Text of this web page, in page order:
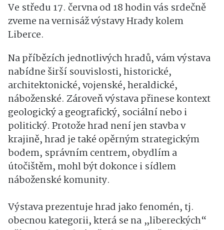
Ve středu 17. června od 18 hodin vás srdečně
zveme na vernisáž výstavy Hrady kolem
Liberce.
Na příbězích jednotlivých hradů, vám výstava
nabídne širší souvislosti, historické,
architektonické, vojenské, heraldické,
náboženské. Zároveň výstava přinese kontext
geologický a geografický, sociální nebo i
politický. Protože hrad není jen stavba v
krajině, hrad je také opěrným strategickým
bodem, správním centrem, obydlím a
útočištěm, mohl být dokonce i sídlem
náboženské komunity.
Výstava prezentuje hrad jako fenomén, tj.
obecnou kategorii, která se na „libereckých“